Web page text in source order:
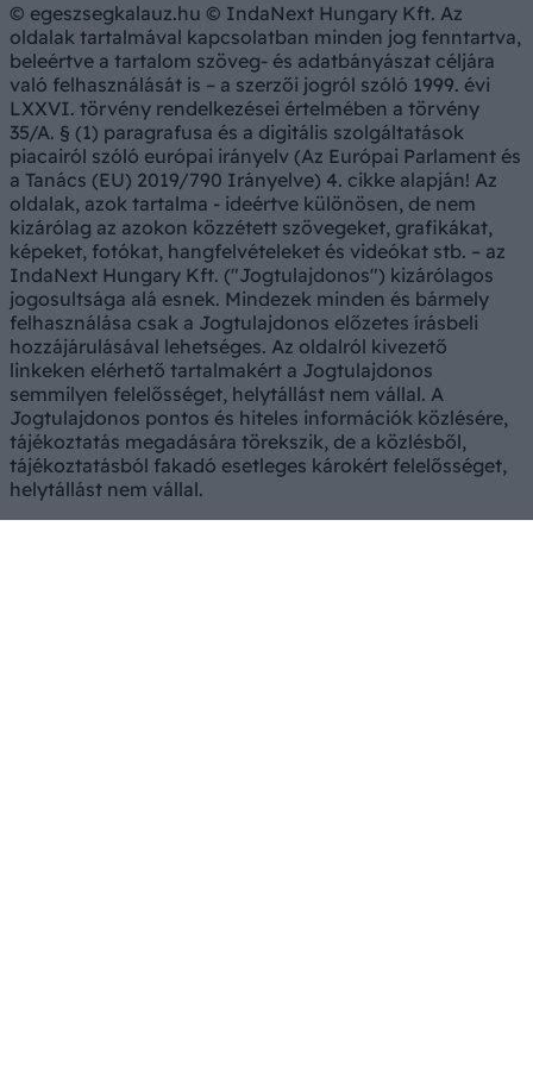
© egeszsegkalauz.hu © IndaNext Hungary Kft. Az
oldalak tartalmával kapcsolatban minden jog fenntartva,
beleértve a tartalom szöveg- és adatbányászat céljára
való felhasználását is – a szerzői jogról szóló 1999. évi
LXXVI. törvény rendelkezései értelmében a törvény
35/A. § (1) paragrafusa és a digitális szolgáltatások
piacairól szóló európai irányelv (Az Európai Parlament és
a Tanács (EU) 2019/790 Irányelve) 4. cikke alapján! Az
oldalak, azok tartalma - ideértve különösen, de nem
kizárólag az azokon közzétett szövegeket, grafikákat,
képeket, fotókat, hangfelvételeket és videókat stb. – az
IndaNext Hungary Kft. ("Jogtulajdonos") kizárólagos
jogosultsága alá esnek. Mindezek minden és bármely
felhasználása csak a Jogtulajdonos előzetes írásbeli
hozzájárulásával lehetséges. Az oldalról kivezető
linkeken elérhető tartalmakért a Jogtulajdonos
semmilyen felelősséget, helytállást nem vállal. A
Jogtulajdonos pontos és hiteles információk közlésére,
tájékoztatás megadására törekszik, de a közlésből,
tájékoztatásból fakadó esetleges károkért felelősséget,
helytállást nem vállal.